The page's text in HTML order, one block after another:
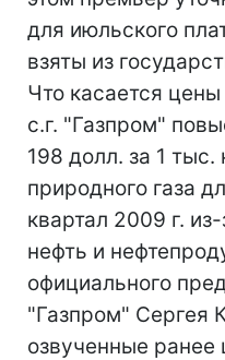
для июльского
взяты из
Что касается
с.г. "Газпром"
198 долл. за 1 тыс.
природного газа
квартал 2009 г.
нефть и
официального
"Газпром" Сергея
озвученные